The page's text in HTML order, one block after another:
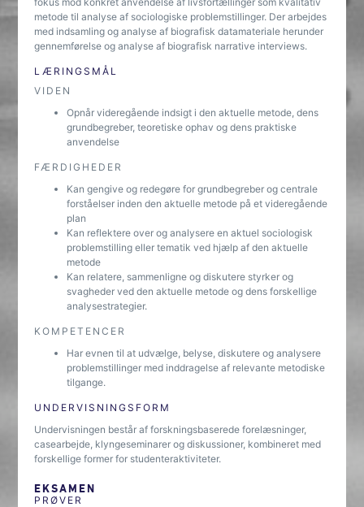
metode til analyse af sociologiske problemstillinger. Der arbejdes
med indsamling og analyse af biografisk datamateriale herunder
gennemførelse og analyse af biografisk narrative interviews.
LÆRINGSMÅL
VIDEN
Opnår videregående indsigt i den aktuelle metode, dens
grundbegreber, teoretiske ophav og dens praktiske
anvendelse
FÆRDIGHEDER
Kan gengive og redegøre for grundbegreber og centrale
forståelser inden den aktuelle metode på et videregående
plan
Kan reflektere over og analysere en aktuel sociologisk
problemstilling eller tematik ved hjælp af den aktuelle
metode
Kan relatere, sammenligne og diskutere styrker og
svagheder ved den aktuelle metode og dens forskellige
analysestrategier.
KOMPETENCER
Har evnen til at udvælge, belyse, diskutere og analysere
problemstillinger med inddragelse af relevante metodiske
tilgange.
UNDERVISNINGSFORM
Undervisningen består af forskningsbaserede forelæsninger,
casearbejde, klyngeseminarer og diskussioner, kombineret med
forskellige former for studenteraktiviteter.
EKSAMEN
PRØVER